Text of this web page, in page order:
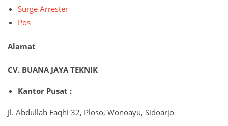
Surge Arrester
Pos
Alamat
CV. BUANA JAYA TEKNIK
Kantor Pusat :
Jl. Abdullah Faqhi 32, Ploso, Wonoayu, Sidoarjo